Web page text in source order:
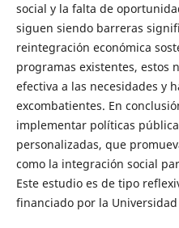
social y la falta de
siguen siendo barreras
reintegración económica
programas existentes, estos
efectiva a las necesidades y
excombatientes. En
implementar políticas
personalizadas, que
como la integración social
Este estudio es de tipo
financiado por la